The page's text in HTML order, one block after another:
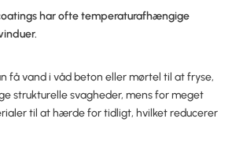
har ofte temperaturafhængige
få vand i våd beton eller mørtel til at fryse,
strukturelle svagheder, mens for meget
til at hærde for tidligt, hvilket reducerer